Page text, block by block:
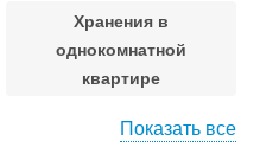
Хранения в
однокомнатной
квартире
Показать все